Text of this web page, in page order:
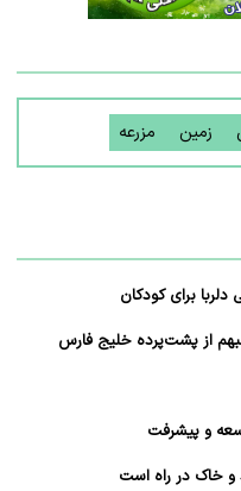
زمین مزرعه
برای کودکان
از پشت‌پرده خلیج فارس
و پیشرفت
و خاک در راه است